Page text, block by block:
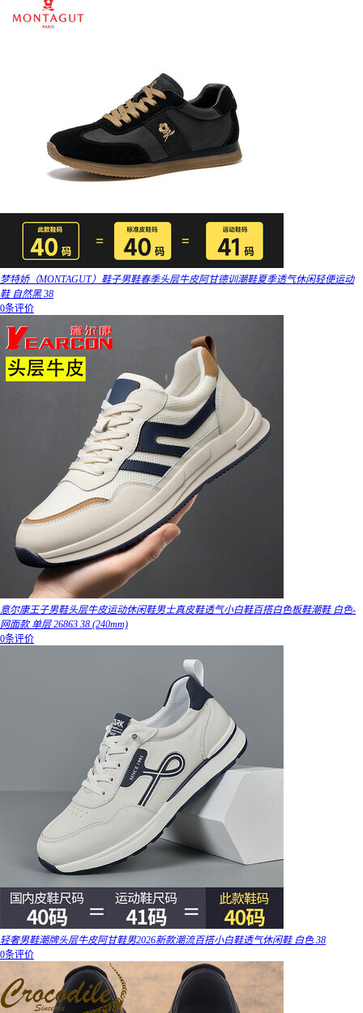
梦特娇（MONTAGUT）鞋子男鞋春季头层牛皮阿甘德训潮鞋夏季透气休闲轻便运动
鞋 自然黑 38
0条评价
意尔康王子男鞋头层牛皮运动休闲鞋男士真皮鞋透气小白鞋百搭白色板鞋潮鞋 白色-
网面款 单层 26863 38 (240mm)
0条评价
轻奢男鞋潮牌头层牛皮阿甘鞋男2026新款潮流百搭小白鞋透气休闲鞋 白色 38
0条评价